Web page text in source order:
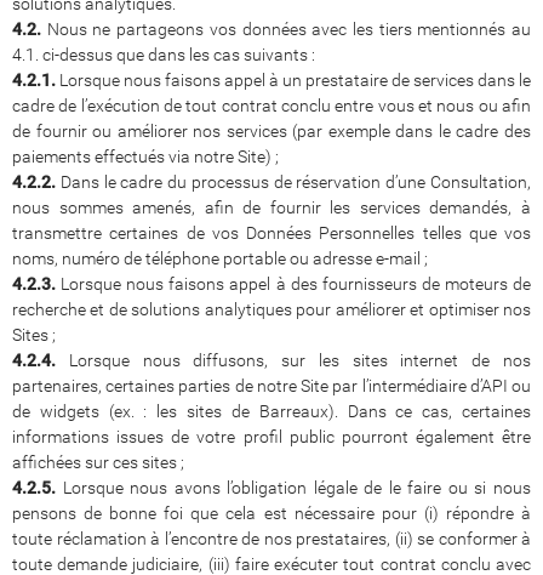
4.2. Nous ne partageons vos données avec les tiers mentionnés au
4.1. ci-dessus que dans les cas suivants :
4.2.1. Lorsque nous faisons appel à un prestataire de services dans le
cadre de l’exécution de tout contrat conclu entre vous et nous ou afin
de fournir ou améliorer nos services (par exemple dans le cadre des
paiements effectués via notre Site) ;
4.2.2. Dans le cadre du processus de réservation d’une Consultation,
nous sommes amenés, afin de fournir les services demandés, à
transmettre certaines de vos Données Personnelles telles que vos
noms, numéro de téléphone portable ou adresse e-mail ;
4.2.3. Lorsque nous faisons appel à des fournisseurs de moteurs de
recherche et de solutions analytiques pour améliorer et optimiser nos
Sites ;
4.2.4. Lorsque nous diffusons, sur les sites internet de nos
partenaires, certaines parties de notre Site par l’intermédiaire d’API ou
de widgets (ex. : les sites de Barreaux). Dans ce cas, certaines
informations issues de votre profil public pourront également être
affichées sur ces sites ;
4.2.5. Lorsque nous avons l’obligation légale de le faire ou si nous
pensons de bonne foi que cela est nécessaire pour (i) répondre à
toute réclamation à l’encontre de nos prestataires, (ii) se conformer à
toute demande judiciaire, (iii) faire exécuter tout contrat conclu avec